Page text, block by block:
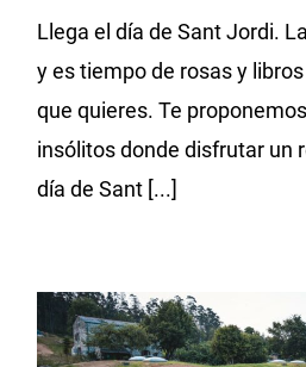
Llega el día de Sant Jordi.
y es tiempo de rosas y
que quieres. Te
insólitos donde disfrutar un
día de Sant [...]